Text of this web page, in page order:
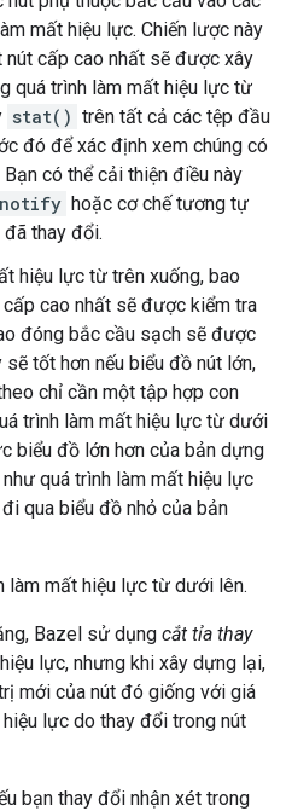
mất hiệu lực. Chiến lược này
nút cấp cao nhất sẽ được xây
quá trình làm mất hiệu lực từ
stat() trên tất cả các tệp đầu
đó để xác định xem chúng có
có thể cải thiện điều này
hoặc cơ chế tương tự
thay đổi.
hiệu lực từ trên xuống, bao
cao nhất sẽ được kiểm tra
đóng bắc cầu sạch sẽ được
tốt hơn nếu biểu đồ nút lớn,
chỉ cần một tập hợp con
trình làm mất hiệu lực từ dưới
biểu đồ lớn hơn của bản dựng
quá trình làm mất hiệu lực
qua biểu đồ nhỏ của bản
làm mất hiệu lực từ dưới lên.
Bazel sử dụng cắt tỉa thay
lực, nhưng khi xây dựng lại,
mới của nút đó giống với giá
lực do thay đổi trong nút
bạn thay đổi nhận xét trong